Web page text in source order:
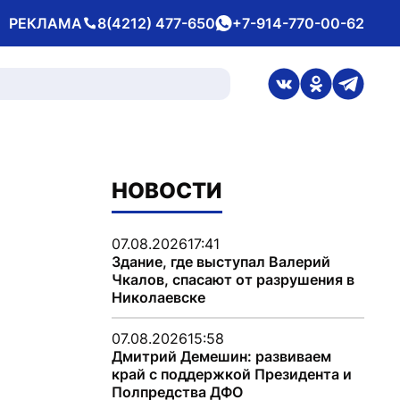
РЕКЛАМА
Телефон 8(4212) 477-650whatsApp
+7-914-770-00-62
ссылка на
ссылка на
НОВОСТИ
07.08.202617:41
Здание, где выступал Валерий
Чкалов, спасают от разрушения в
Николаевске
07.08.202615:58
Дмитрий Демешин: развиваем
край с поддержкой Президента и
Полпредства ДФО